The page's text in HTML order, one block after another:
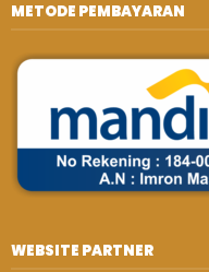
METODE PEMBAYARAN
WEBSITE PARTNER